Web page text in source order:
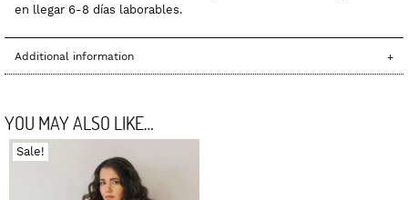
en llegar 6-8 días laborables.
Additional information
YOU MAY ALSO LIKE…
Sale!